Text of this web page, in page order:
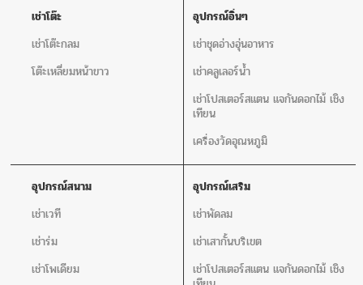
เช่าโต๊ะ
เช่าโต๊ะกลม
โต๊ะเหลี่ยมหน้าขาว
อุปกรณ์อิ่นๆ
เช่าชุดอ่างอุ่นอาหาร
เช่าคลูเลอร์น้ำ
เช่าโปสเตอร์สแตน แจกันดอกไม้ เชิง
เทียน
เครื่องวัดอุณหภูมิ
อุปกรณ์สนาม
เช่าเวที
เช่าร่ม
เช่าโพเดียม
อุปกรณ์เสริม
เช่าพัดลม
เช่าเสากั้นบริเขต
เช่าโปสเตอร์สแตน แจกันดอกไม้ เชิง